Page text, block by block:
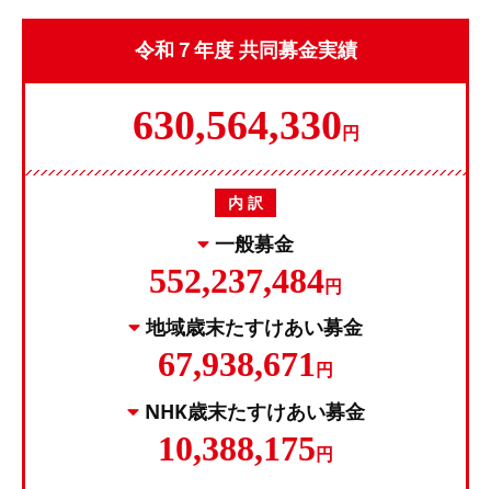
令和７年度 共同募金実績
630,564,330 円
内 訳
一般募金
552,237,484円
地域歳末たすけあい募金
67,938,671 円
NHK歳末たすけあい募金
10,388,175 円